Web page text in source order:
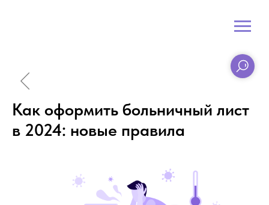
Как оформить больничный лист
в 2024: новые правила